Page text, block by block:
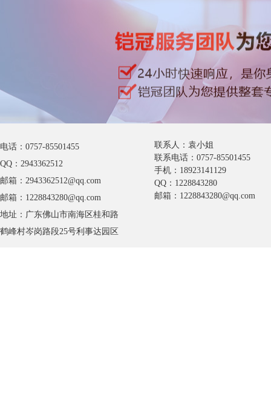
电话：0757-85501455
QQ：2943362512
邮箱：2943362512@qq.com
邮箱：1228843280@qq.com
地址：广东佛山市南海区桂和路
鹤峰村岑岗路段25号利事达园区
联系人：袁小姐
联系电话：0757-85501455
手机：18923141129
QQ：1228843280
邮箱：1228843280@qq.com